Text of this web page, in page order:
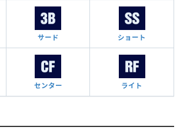
サード ショート
センター ライト